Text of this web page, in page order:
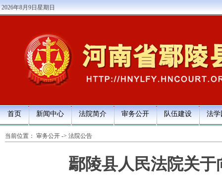
2026年8月9日星期日
首页 新闻中心 法院简介 审务公开 队伍建设 法学
当前位置： 审务公开 -> 法院公告
鄢陵县人民法院关